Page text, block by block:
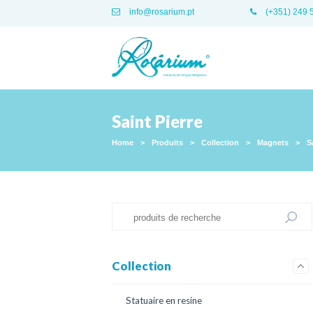
info@rosarium.pt (+351) 249
Saint Pierre
Home > Produits > Collection > Magnets >
Collection
Statuaire en resine